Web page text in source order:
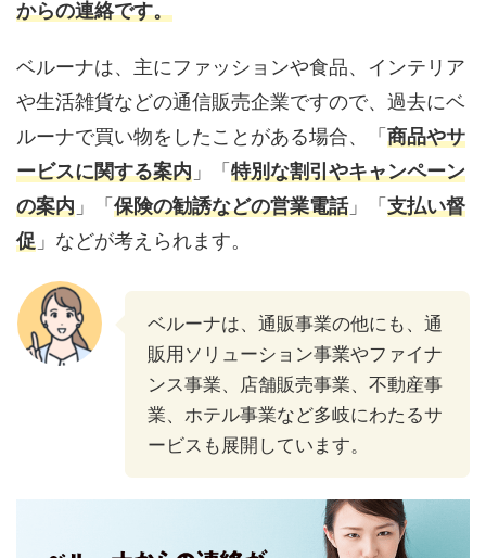
からの連絡です。
ベルーナは、主にファッションや食品、インテリア
や生活雑貨などの通信販売企業ですので、過去にベ
ルーナで買い物をしたことがある場合、「 商品やサ
ービスに関する案内 」「 特別な割引やキャンペーン
の案内 」「 保険の勧誘などの営業電話」「 支払い督
促 」などが考えられます。
ベルーナは、通販事業の他にも、通
販用ソリューション事業やファイナ
ンス事業、店舗販売事業、不動産事
業、ホテル事業など多岐にわたるサ
ービスも展開しています。